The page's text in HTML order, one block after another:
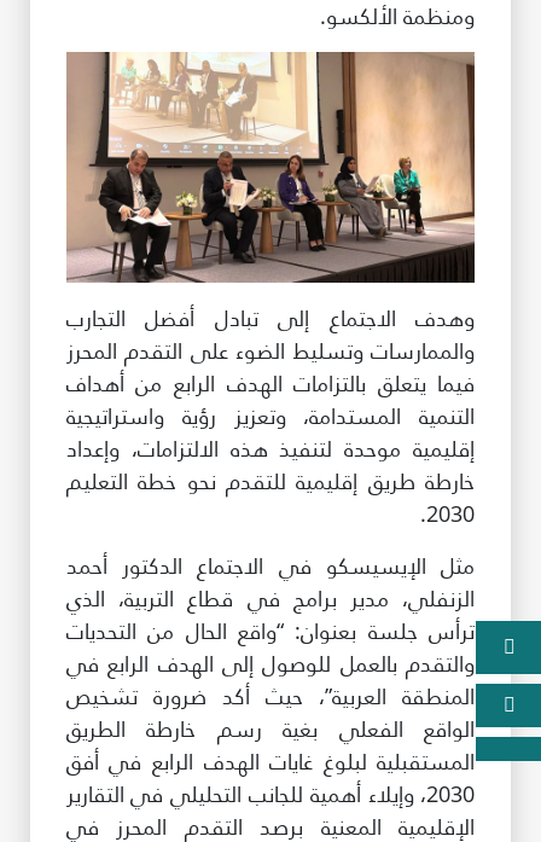
ومنظمة الألكسو.
وهدف الاجتماع إلى تبادل أفضل التجارب
والممارسات وتسليط الضوء على التقدم المحرز
فيما يتعلق بالتزامات الهدف الرابع من أهداف
التنمية المستدامة، وتعزيز رؤية واستراتيجية
إقليمية موحدة لتنفيذ هذه الالتزامات، وإعداد
خارطة طريق إقليمية للتقدم نحو خطة التعليم
2030.
مثل الإيسيسكو في الاجتماع الدكتور أحمد
الزنفلي، مدير برامج في قطاع التربية، الذي
ترأس جلسة بعنوان: “واقع الحال من التحديات
والتقدم بالعمل للوصول إلى الهدف الرابع في
المنطقة العربية”، حيث أكد ضرورة تشخيص
الواقع الفعلي بغية رسم خارطة الطريق
المستقبلية لبلوغ غايات الهدف الرابع في أفق
2030، وإيلاء أهمية للجانب التحليلي في التقارير
الإقليمية المعنية برصد التقدم المحرز في